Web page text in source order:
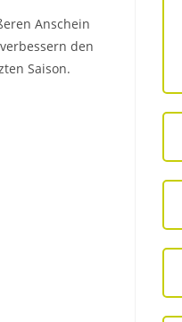
Anschein
den
Saison.